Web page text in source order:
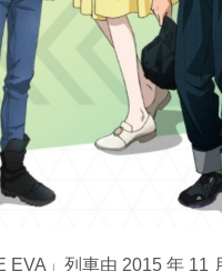
EVA」列車由 2015 年 11